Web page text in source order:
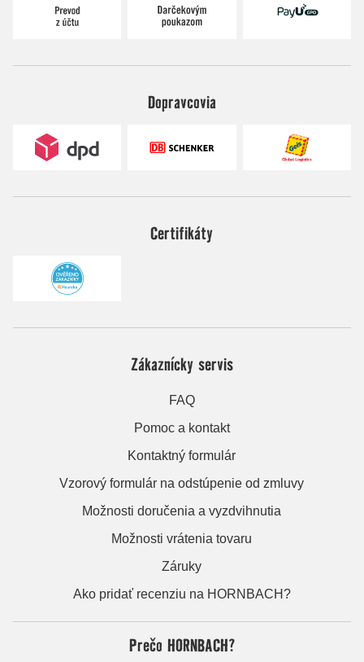
Dopravcovia
Certifikáty
Zákaznícky servis
FAQ
Pomoc a kontakt
Kontaktný formulár
Vzorový formulár na odstúpenie od zmluvy
Možnosti doručenia a vyzdvihnutia
Možnosti vrátenia tovaru
Záruky
Ako pridať recenziu na HORNBACH?
Prečo HORNBACH?